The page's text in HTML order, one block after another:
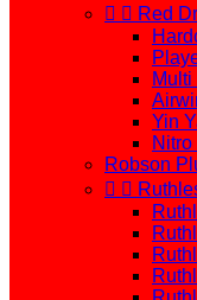
  Red
Yin
Robson
 